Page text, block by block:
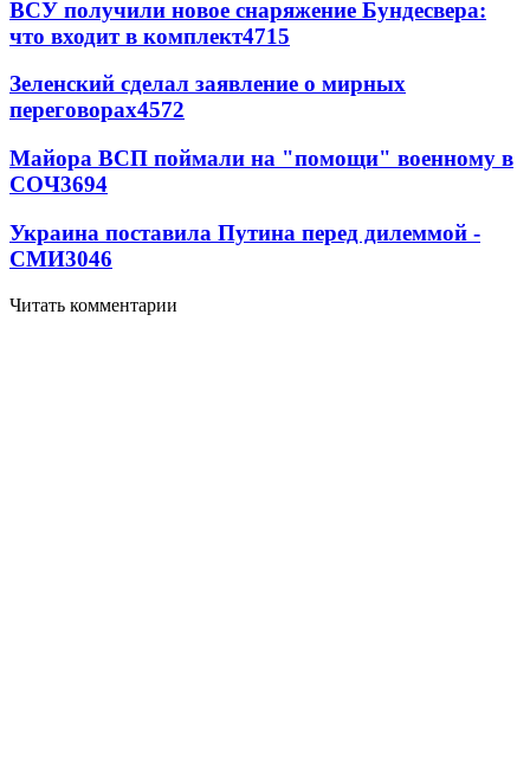
ВСУ получили новое снаряжение Бундесвера:
что входит в комплект4715
Зеленский сделал заявление о мирных
переговорах4572
Майора ВСП поймали на "помощи" военному в
СОЧ3694
Украина поставила Путина перед дилеммой -
СМИ3046
Читать комментарии